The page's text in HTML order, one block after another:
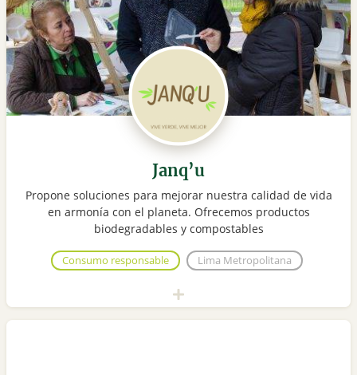
Janq’u
Propone soluciones para mejorar nuestra calidad de vida
en armonía con el planeta. Ofrecemos productos
biodegradables y compostables
Consumo responsable Lima Metropolitana